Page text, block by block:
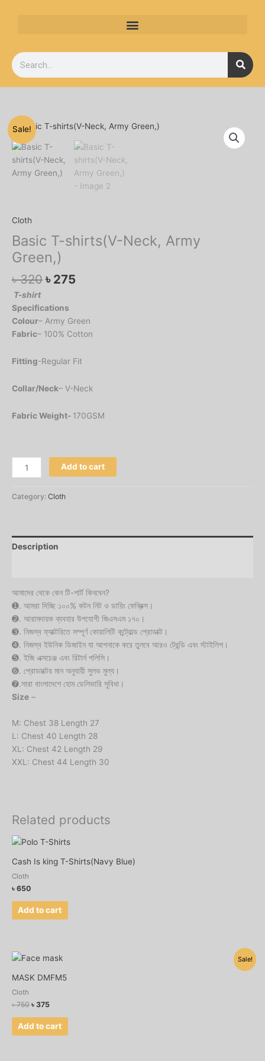
Search
Sale!
Cloth
Basic T-shirts(V-Neck, Army
Green,)
৳320
Original
price
was:
৳ 320.
৳ 275
Current
price
is:
৳ 275.
T-shirt
Specifications
Colour– Army Green
Fabric– 100% Cotton
Fitting-Regular Fit
Collar/Neck– V-Neck
Fabric Weight- 170GSM
Basic
T-
shirts(V-
Neck,
Army
Add to cart
Category: Cloth
Description
আমাদের থেকে কেন টি-শার্ট কিনবেন?
➊. আমরা দিচ্ছি ১০০% কটন নিট ও ডায়িং ফেব্রিক্স।
➋. আরামদায়ক ব্যবহার উপযোগী জিএসএম ১৭০।
➌. নিজস্ব ফ্যাক্টরিতে সম্পূর্ণ কোয়ালিটি কন্ট্রোল্ড প্রোডাক্ট।
➍. নিজস্ব ইউনিক ডিজাইন যা আপনাকে করে তুলবে আরও ট্রেন্ডি এবং স্টাইলিশ।
➎. ইজি এক্সচেঞ্জ এবং রিটার্ন পলিসি।
➏. প্রোডাক্টের মান অনুযায়ী সুলভ মুল্য।
➐.সারা বাংলাদেশে হোম ডেলিভারি সুবিধা।
Size –
M: Chest 38 Length 27
L: Chest 40 Length 28
XL: Chest 42 Length 29
XXL: Chest 44 Length 30
Related products
Cash Is king T-Shirts(Navy Blue)
Cloth
৳ 650
Add to cart
Sale!
MASK DMFM5
Cloth
৳750
Original
was:
৳ 750.
৳ 375
Current
is:
৳ 375.
Add to cart